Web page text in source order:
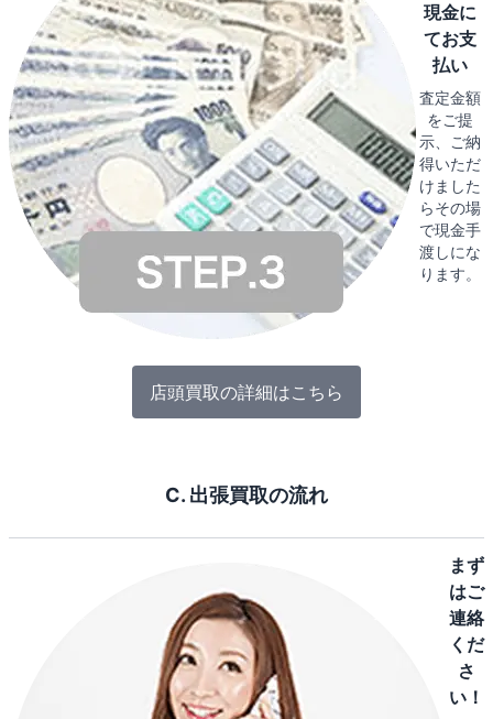
現金に
てお支
払い
査定金額
をご提
示、ご納
得いただ
けました
らその場
で現金手
渡しにな
ります。
店頭買取の詳細はこちら
C. 出張買取の流れ
まず
はご
連絡
くだ
さ
い！